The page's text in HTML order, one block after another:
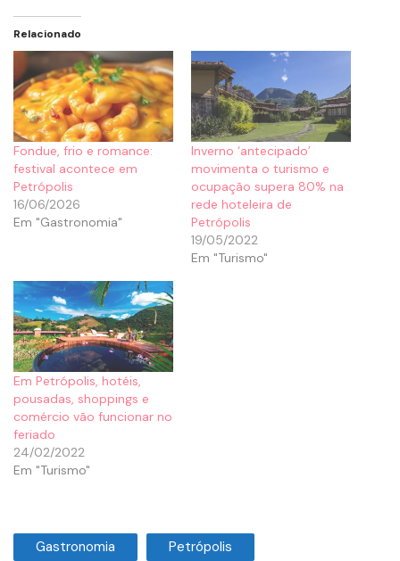
Relacionado
Fondue, frio e romance:
festival acontece em
Petrópolis
16/06/2026
Em "Gastronomia"
Inverno ‘antecipado’
movimenta o turismo e
ocupação supera 80% na
rede hoteleira de
Petrópolis
19/05/2022
Em "Turismo"
Em Petrópolis, hotéis,
pousadas, shoppings e
comércio vão funcionar no
feriado
24/02/2022
Em "Turismo"
Gastronomia Petrópolis